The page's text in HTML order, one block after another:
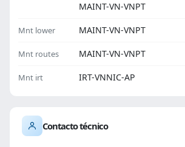
MAINT-VN-VNPT
Mnt lower MAINT-VN-VNPT
Mnt routes MAINT-VN-VNPT
Mnt irt IRT-VNNIC-AP
Contacto técnico